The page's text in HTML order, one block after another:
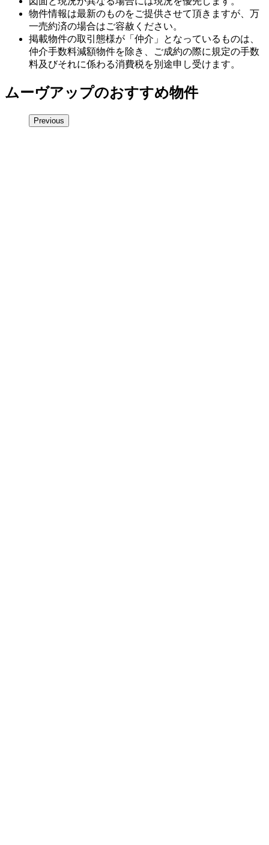
物件情報は最新のものをご提供させて頂きますが、万
一売約済の場合はご容赦ください。
掲載物件の取引態様が「仲介」となっているものは、
仲介手数料減額物件を除き、ご成約の際に規定の手数
料及びそれに係わる消費税を別途申し受けます。
ムーヴアップのおすすめ物件
Previous